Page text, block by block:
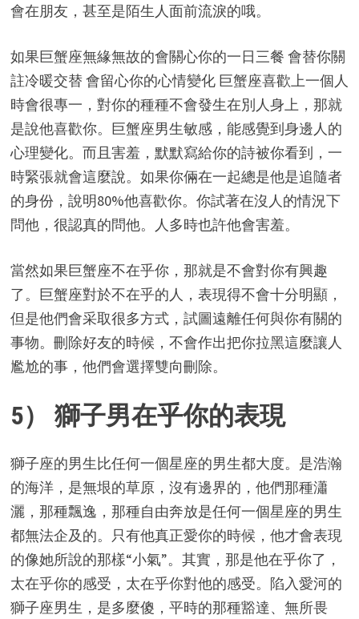
會在朋友，甚至是陌生人面前流淚的哦。
如果巨蟹座無緣無故的會關心你的一日三餐 會替你關
註冷暖交替 會留心你的心情變化 巨蟹座喜歡上一個人
時會很專一，對你的種種不會發生在別人身上，那就
是說他喜歡你。巨蟹座男生敏感，能感覺到身邊人的
心理變化。而且害羞，默默寫給你的詩被你看到，一
時緊張就會這麼說。如果你倆在一起總是他是追隨者
的身份，說明80%他喜歡你。你試著在沒人的情況下
問他，很認真的問他。人多時也許他會害羞。
當然如果巨蟹座不在乎你，那就是不會對你有興趣
了。巨蟹座對於不在乎的人，表現得不會十分明顯，
但是他們會采取很多方式，試圖遠離任何與你有關的
事物。刪除好友的時候，不會作出把你拉黑這麼讓人
尷尬的事，他們會選擇雙向刪除。
5） 獅子男在乎你的表現
獅子座的男生比任何一個星座的男生都大度。是浩瀚
的海洋，是無垠的草原，沒有邊界的，他們那種瀟
灑，那種飄逸，那種自由奔放是任何一個星座的男生
都無法企及的。只有他真正愛你的時候，他才會表現
的像她所說的那樣“小氣”。其實，那是他在乎你了，
太在乎你的感受，太在乎你對他的感受。陷入愛河的
獅子座男生，是多麼傻，平時的那種豁達、無所畏